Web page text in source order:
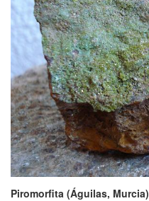
Piromorfita (Águilas, Murcia)